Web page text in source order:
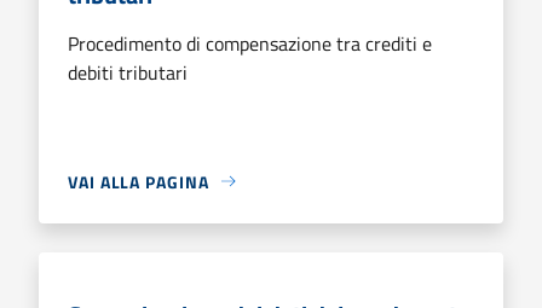
Procedimento di compensazione tra crediti e
debiti tributari
VAI ALLA PAGINA